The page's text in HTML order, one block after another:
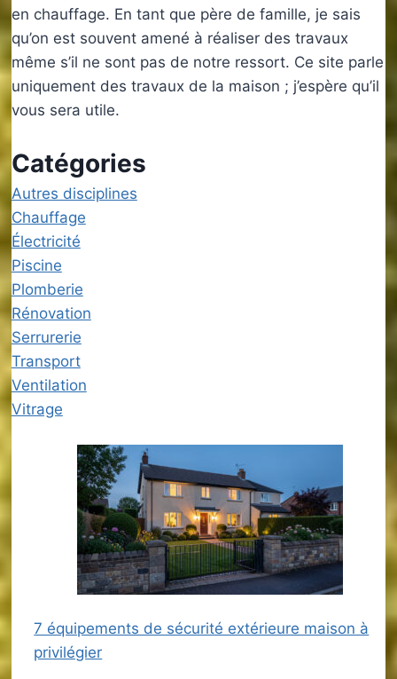
en chauffage. En tant que père de famille, je sais
qu’on est souvent amené à réaliser des travaux
même s’il ne sont pas de notre ressort. Ce site parle
uniquement des travaux de la maison ; j’espère qu’il
vous sera utile.
Catégories
Autres disciplines
Chauffage
Électricité
Piscine
Plomberie
Rénovation
Serrurerie
Transport
Ventilation
Vitrage
7 équipements de sécurité extérieure maison à
privilégier